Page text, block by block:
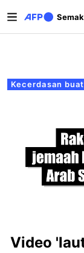
Tab-tab
Kecerdasan
Video